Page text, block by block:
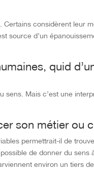
considèrent leur
source d’un
quid
sens. Mais c’est une
son métier ou
permettrait-il de
de donner du sens
environ un tiers